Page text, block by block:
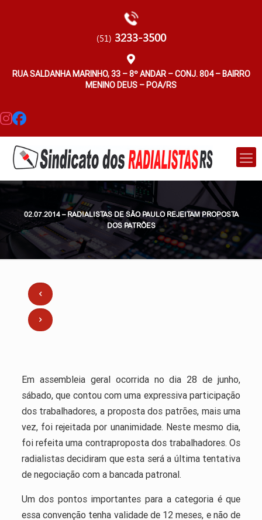
(51) 3233-3500
RUA SALDANHA MARINHO, 33 – 8º ANDAR – CONJ. 804 – BAIRRO
MENINO DEUS – POA/RS
02.07.2014 – RADIALISTAS DE SÃO PAULO REJEITAM PROPOSTA
DOS PATRÕES
Em assembleia geral ocorrida no dia 28 de junho,
sábado, que contou com uma expressiva participação
dos trabalhadores, a proposta dos patrões, mais uma
vez, foi rejeitada por unanimidade. Neste mesmo dia,
foi refeita uma contraproposta dos trabalhadores. Os
radialistas decidiram que esta será a última tentativa
de negociação com a bancada patronal.
Um dos pontos importantes para a categoria é que
essa convenção tenha validade de 12 meses, e não de